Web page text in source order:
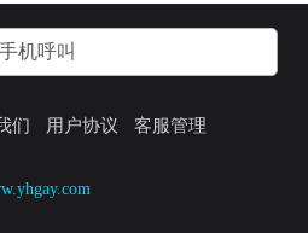
手机呼叫
们 用户协议 客服管理